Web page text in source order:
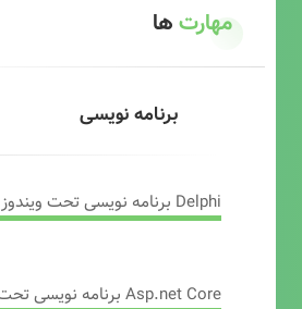
مهارتها
برنامه نویسی
Delphi برنامه نویسی تحت ویندوز
Asp.net Core برنامه نویسی تحت وب بک اند